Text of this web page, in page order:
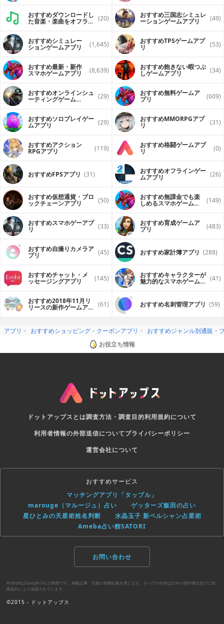
おすすめダウンロードし
た音楽・楽曲をオフライ (20) おすすめ三国志シミュレ
ーションゲームアプリ (49)
おすすめシミュレー
ションゲームアプリ (1,645) おすすめTPSゲームアプ
リ (53)
おすすめ最新・新作
スマホゲームアプリ (8,639) おすすめ飽きない暇つぶ
しゲームアプリ (34)
おすすめオンラインシュ
ーティングゲーム (29) おすすめ無料ゲームア
プリ (609)
おすすめソロプレイゲー
ムアプリ (29) おすすめ MMORPGアプ
リ (31)
おすすめアクション
RPGアプリ (119) おすすめ格闘ゲームアプ
リ (0)
おすすめFPSアプリ (31) おすすめオフラインゲー
ムアプリ (26)
おすすめ仮想通貨・ブロ
ックチェーンアプリ (50) おすすめ無課金でも楽
しめるスマホゲームア (149)
おすすめスマホゲーアプ
リ (33) おすすめ育成ゲームア
プリ (483)
おすすめ自撮りカメラア
プリ (45) おすすめ家計簿アプリ (288)
おすすめチャット・メ
ッセージングアプリ (145) おすすめキャラクターが
魅力的なスマホゲームア (41)
おすすめ2018年11月リ
リースの新作ゲームアプ (61) おすすめ名刺管理アプリ (59)
アプリ おすすめショッピング・クーポンアプリ
おすすめジャンル別通販・
お役立ち情報
ドットアップスとは調査方法・調査目的利用規約について
利用者情報の外部送信についてプライバシーポリシー
運営会社について
おすすめサービス
マッチングアプリ「タップル」
marouge（マルージュ）占い
ゲッターズ飯田の占い
星ひとみの天星術姓名判断
水晶玉子 新ペルシャン占星術
Ameba占い館SATORI
お問い合わせ
AndroidはGoogle Inc.の商標です。掲載記事・写真の無断転載を禁じます。すべての内容は日本の著作権法並びに国
際条約により保護されています。
©2015 - ドットアップス